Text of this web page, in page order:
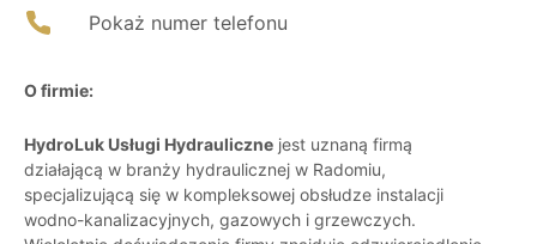
Pokaż numer telefonu
O firmie:
HydroLuk Usługi Hydrauliczne jest uznaną firmą
działającą w branży hydraulicznej w Radomiu,
specjalizującą się w kompleksowej obsłudze instalacji
wodno-kanalizacyjnych, gazowych i grzewczych.